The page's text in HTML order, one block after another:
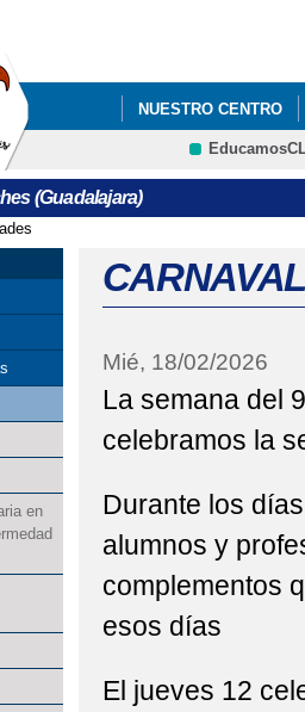
NUESTRO CENTRO
PROCESO DE
(Guadalajara)
aquí
en
Mié, 18/02/2026
La semana del
celebramos la
Durante los
alumnos y
complementos
esos días
El jueves 12